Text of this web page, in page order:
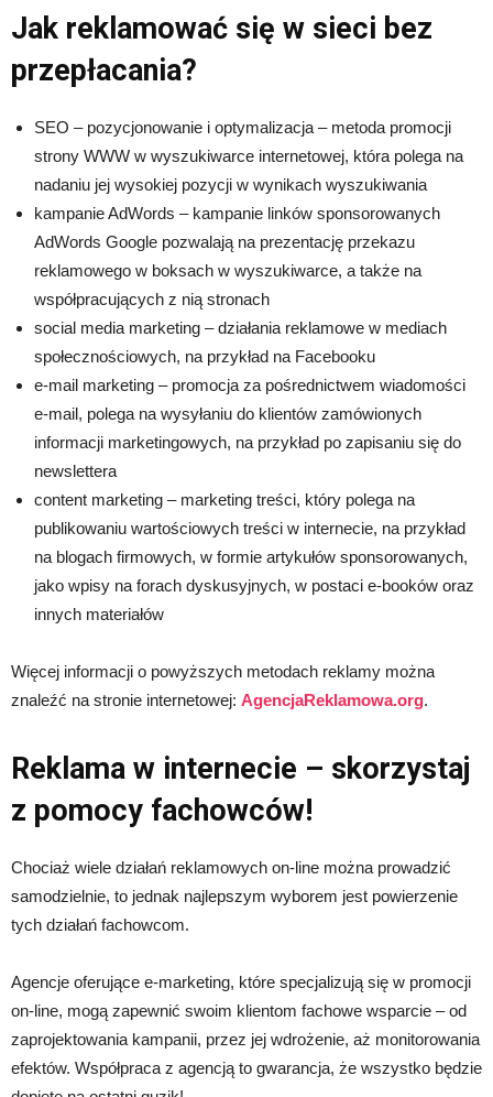
Jak reklamować się w sieci bez
przepłacania?
SEO – pozycjonowanie i optymalizacja – metoda promocji
strony WWW w wyszukiwarce internetowej, która polega na
nadaniu jej wysokiej pozycji w wynikach wyszukiwania
kampanie AdWords – kampanie linków sponsorowanych
AdWords Google pozwalają na prezentację przekazu
reklamowego w boksach w wyszukiwarce, a także na
współpracujących z nią stronach
social media marketing – działania reklamowe w mediach
społecznościowych, na przykład na Facebooku
e-mail marketing – promocja za pośrednictwem wiadomości
e-mail, polega na wysyłaniu do klientów zamówionych
informacji marketingowych, na przykład po zapisaniu się do
newslettera
content marketing – marketing treści, który polega na
publikowaniu wartościowych treści w internecie, na przykład
na blogach firmowych, w formie artykułów sponsorowanych,
jako wpisy na forach dyskusyjnych, w postaci e-booków oraz
innych materiałów
Więcej informacji o powyższych metodach reklamy można
znaleźć na stronie internetowej: AgencjaReklamowa.org.
Reklama w internecie – skorzystaj
z pomocy fachowców!
Chociaż wiele działań reklamowych on-line można prowadzić
samodzielnie, to jednak najlepszym wyborem jest powierzenie
tych działań fachowcom.
Agencje oferujące e-marketing, które specjalizują się w promocji
on-line, mogą zapewnić swoim klientom fachowe wsparcie – od
zaprojektowania kampanii, przez jej wdrożenie, aż monitorowania
efektów. Współpraca z agencją to gwarancja, że wszystko będzie